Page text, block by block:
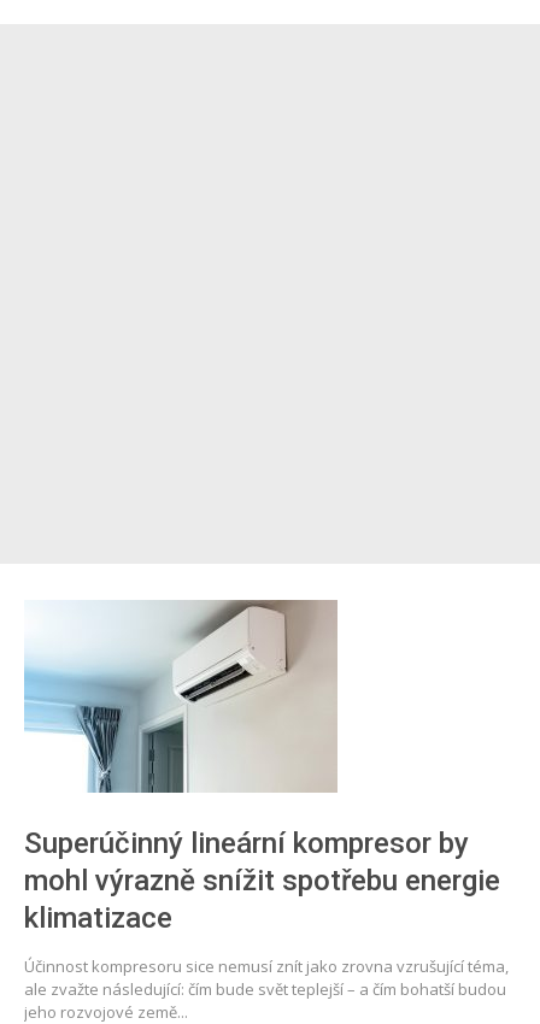
Superúčinný lineární kompresor by
mohl výrazně snížit spotřebu energie
klimatizace
Účinnost kompresoru sice nemusí znít jako zrovna vzrušující téma,
ale zvažte následující: čím bude svět teplejší – a čím bohatší budou
jeho rozvojové země...